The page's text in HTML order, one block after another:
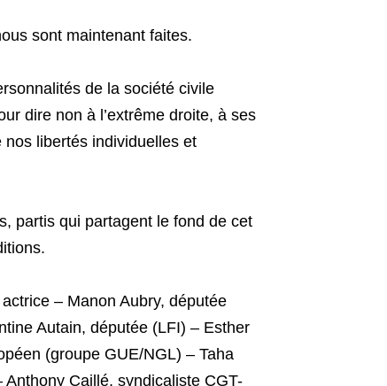
sont maintenant faites.
de la société civile
dire non à l’extrême droite, à ses
nos libertés individuelles et
partis qui partagent le fond de cet
– Manon Aubry, députée
Autain, députée (LFI) – Esther
(groupe GUE/NGL) – Taha
Caillé, syndicaliste CGT-